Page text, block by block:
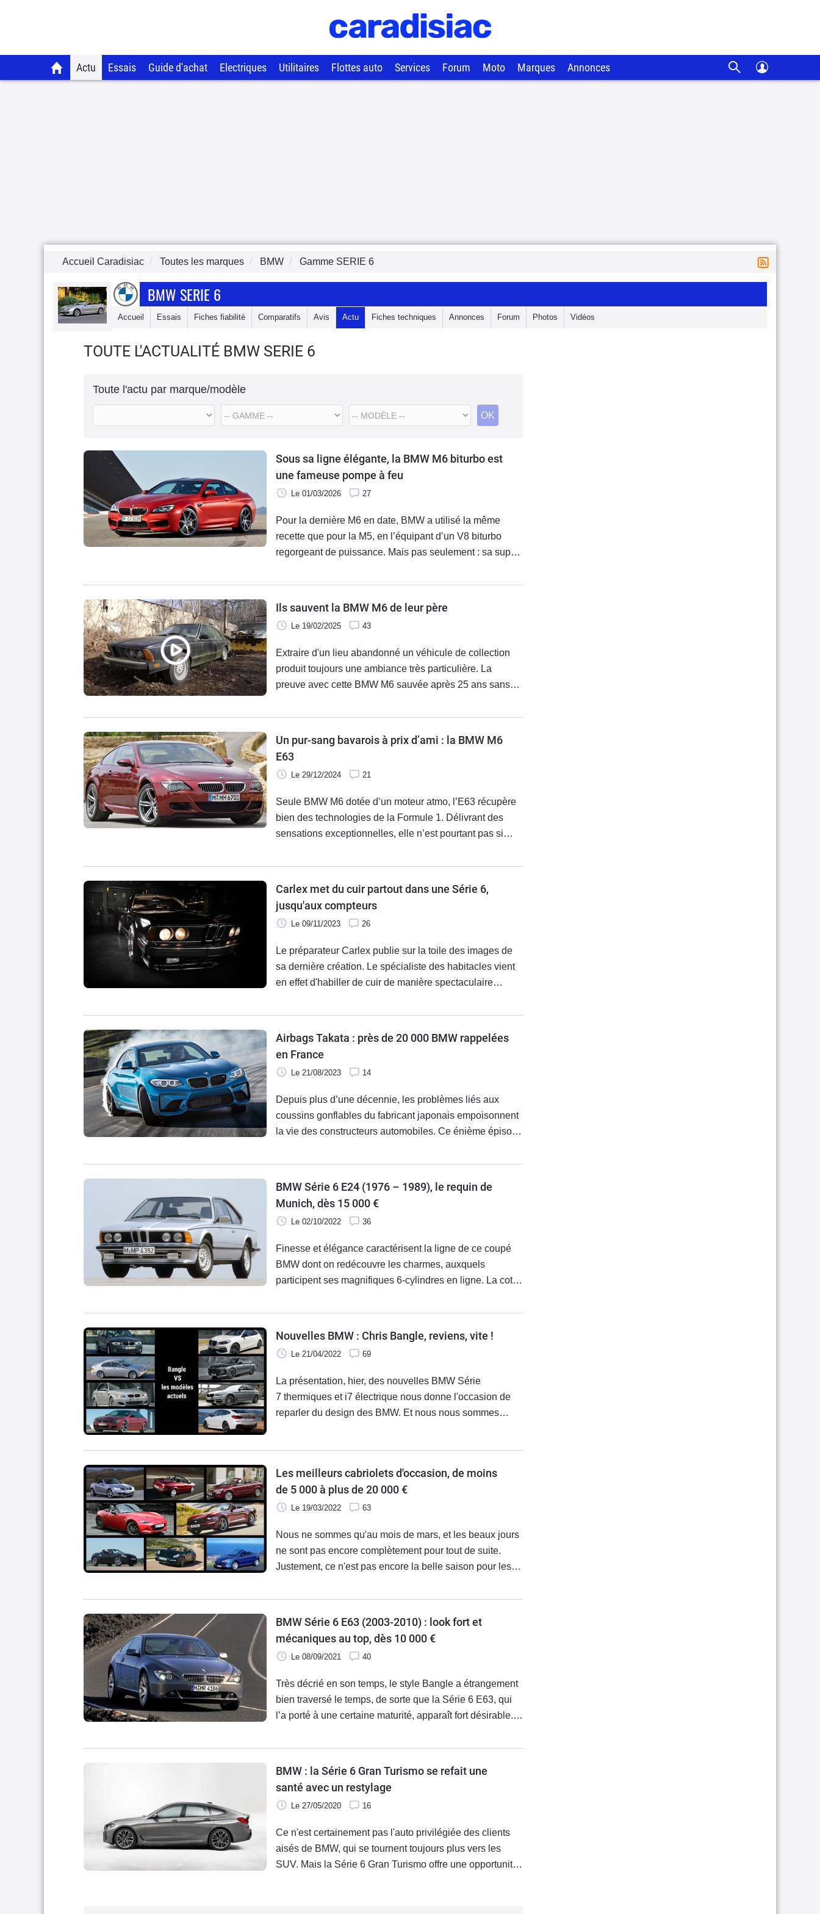
Actu Essais Guide d'achat Electriques Utilitaires Flottes auto Services Forum Moto Marques Annonces
Accueil Caradisiac Toutes les marques BMW Gamme SERIE 6
BMW SERIE 6
Accueil Essais Fiches fiabilité Comparatifs Avis Actu Fiches techniques Annonces Forum Photos Vidéos
TOUTE L'ACTUALITÉ BMW SERIE 6
Toute l'actu par marque/modèle
OK
Sous sa ligne élégante, la BMW M6 biturbo est
une fameuse pompe à feu
Le 01/03/2026 27
Pour la dernière M6 en date, BMW a utilisé la même
recette que pour la M5, en l’équipant d’un V8 biturbo
regorgeant de puissance. Mais pas seulement : sa super-
jamais, sans jamais trahir son ADN.
Ils sauvent la BMW M6 de leur père
Le 19/02/2025 43
Extraire d'un lieu abandonné un véhicule de collection
produit toujours une ambiance très particulière. La
preuve avec cette BMW M6 sauvée après 25 ans sans
la manœuvre.
Un pur-sang bavarois à prix d’ami : la BMW M6
E63
Le 29/12/2024 21
Seule BMW M6 dotée d’un moteur atmo, l’E63 récupère
bien des technologies de la Formule 1. Délivrant des
sensations exceptionnelles, elle n’est pourtant pas si
pas tête baissée sur le 1er exemplaire…
Carlex met du cuir partout dans une Série 6,
jusqu'aux compteurs
Le 09/11/2023 26
Le préparateur Carlex publie sur la toile des images de
sa dernière création. Le spécialiste des habitacles vient
en effet d'habiller de cuir de manière spectaculaire
même les compteurs.
Airbags Takata : près de 20 000 BMW rappelées
en France
Le 21/08/2023 14
Depuis plus d’une décennie, les problèmes liés aux
coussins gonflables du fabricant japonais empoisonnent
la vie des constructeurs automobiles. Ce énième épisode
BMW Série 6 E24 (1976 – 1989), le requin de
Munich, dès 15 000 €
Le 02/10/2022 36
Finesse et élégance caractérisent la ligne de ce coupé
BMW dont on redécouvre les charmes, auxquels
participent ses magnifiques 6-cylindres en ligne. La cote
Nouvelles BMW : Chris Bangle, reviens, vite !
Le 21/04/2022 69
La présentation, hier, des nouvelles BMW Série
7 thermiques et i7 électrique nous donne l'occasion de
reparler du design des BMW. Et nous nous sommes
ben c'était pas si mal... Chris, revient !
Les meilleurs cabriolets d'occasion, de moins
de 5 000 à plus de 20 000 €
Le 19/03/2022 63
Nous ne sommes qu'au mois de mars, et les beaux jours
ne sont pas encore complètement pour tout de suite.
Justement, ce n'est pas encore la belle saison pour les
acheteurs de faire de bonnes affaires, avant que tout le
prix ! Voici donc une sélection des meilleurs modèles,
par budget.
BMW Série 6 E63 (2003-2010) : look fort et
mécaniques au top, dès 10 000 €
Le 08/09/2021 40
Très décrié en son temps, le style Bangle a étrangement
bien traversé le temps, de sorte que la Série 6 E63, qui
l’a porté à une certaine maturité, apparaît fort désirable.
l’empêchent en outre pas de se montrer abordable !
BMW : la Série 6 Gran Turismo se refait une
santé avec un restylage
Le 27/05/2020 16
Ce n'est certainement pas l'auto privilégiée des clients
aisés de BMW, qui se tournent toujours plus vers les
SUV. Mais la Série 6 Gran Turismo offre une opportunité